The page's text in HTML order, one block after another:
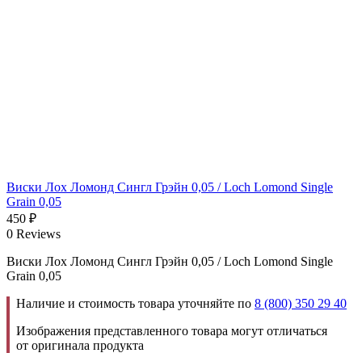
Виски Лох Ломонд Сингл Грэйн 0,05 / Loch Lomond Single
Grain 0,05
450 ₽
0 Reviews
Виски Лох Ломонд Сингл Грэйн 0,05 / Loch Lomond Single
Grain 0,05
Наличие и стоимость товара уточняйте по 8 (800) 350 29 40
Изображения представленного товара могут отличаться
от оригинала продукта